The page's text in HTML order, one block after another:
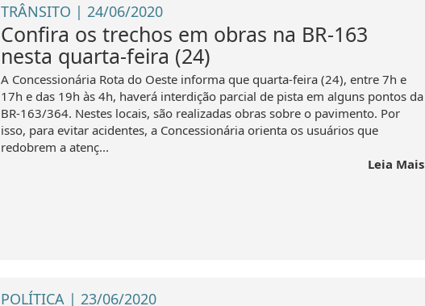
TRÂNSITO | 24/06/2020
Confira os trechos em obras na BR-163
nesta quarta-feira (24)
A Concessionária Rota do Oeste informa que quarta-feira (24), entre 7h e
17h e das 19h às 4h, haverá interdição parcial de pista em alguns pontos da
BR-163/364. Nestes locais, são realizadas obras sobre o pavimento. Por
isso, para evitar acidentes, a Concessionária orienta os usuários que
redobrem a atenç...
Leia Mais
POLÍTICA | 23/06/2020